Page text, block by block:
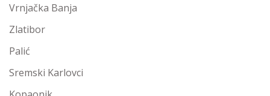
Vrnjačka Banja
Zlatibor
Palić
Sremski Karlovci